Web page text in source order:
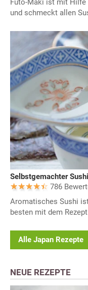
Futo-Maki ist mit Hilfe
und schmeckt allen
Selbstgemachter
786
Aromatisches Sushi
besten mit dem
Alle Japan Rezepte
NEUE REZEPTE